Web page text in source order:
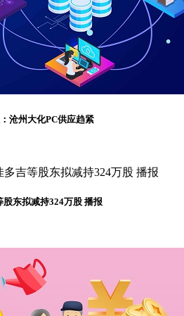
沧州大化PC供应趋紧
东拟减持324万股 播报